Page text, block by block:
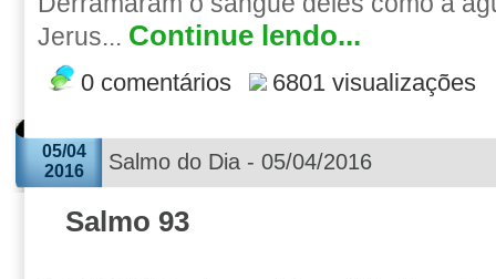
Jerus... Continue lendo...
0 comentários 6801 visualizações
05/04
2016
Salmo do Dia - 05/04/2016
Salmo 93